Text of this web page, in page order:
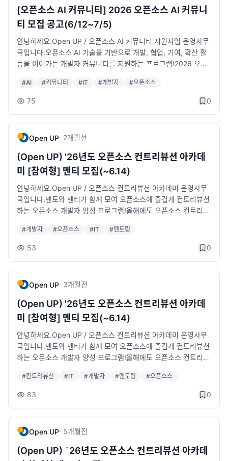
✔️ 오픈소스 AI 전문가 멘토링 및 코드리뷰 ✔️ 온·오프라인 개발
협업 공간 지원 ✔️ 개발자 네트워크 연계 지원🚀 신청 방법👉 참
여자 모집 공고 바로가기 : https://www.oss.kr/pages/10/454
1👉 풀스택 과정 신청 바로가기 : https://forms.gle/QVF75t6U
4trm1tTE8👉 특화형 과정 신청 바로가기 : https://forms.gle/jZ
BfBwDTgFoczWhu9※ 모집 마감일인 2026년 7월 8일 수요일
변경될 수 있습니다.📍 문의처 - 오픈소스 AI 운영사무국 · 전화)
m/_dquXX오픈소스 AI 기술을 실무에 적용하고 싶다면 지금 바로
신청하세요!✨
행과 전문가 멘토링을 통해 AI 서비스 개발 역량을 한 단계 높여보
세요!🚀🚀✅ 모집 기간- 모집기간 : 2026년 6월 15일(월) ~ 20
26년 7월 8일(수)까지🎁 사업 참여 혜택 ✔️ 공통교육 VOD 제공
✔️ 오픈소스 AI 활용 프로젝트 수행 지원 ✔️ 오픈소스 AI 전문가
멘토링 및 코드리뷰 ✔️ AI 개발 도구 및 API 토큰 활용비 일부 지
원(※ 수료자에 한해 지원) ✔️ 온·오프라인 개발 협업 공간 지원
바로가기 : https://www.oss.kr/pages/10/4541👉 풀스택 과
정 신청 바로가기 : https://forms.gle/QVF75t6U4trm1tTE8👉
특화형 과정 신청 바로가기 : https://forms.gle/jZBfBwDTgFoc
니다.📍 문의처 - 오픈소스 AI 운영사무국 · 전화) 02-6241-651
1 · 메일) ai@oss.kr · 카톡) http://pf.kakao.com/_dquXX오픈
소스 AI 기술을 실무에 적용하고 싶다면 지금 바로 신청하세요!✨
[오픈소스 AI 커뮤니티] 2026 오픈소스 AI 커뮤니
티 모집 공고(6/12~7/5)
안녕하세요.Open UP / 오픈소스 AI 커뮤니티 지원사업 운영사무
국입니다.오픈소스 AI 기술을 기반으로 개발, 협업, 기여, 확산 활
동을 이어가는 개발자 커뮤니티를 지원하는 프로그램!2026 오픈
스 AI 커뮤니티 지원사업이란?오픈소스 AI 분야에서 활동하는 개
발자 커뮤니티가 프로젝트 개발, 문서화·번역, 세미나·스터디,기술
따라 개발 인프라, 국내 확산 활동, 해외 성과확산, 온라인 콘텐츠
제작,공간 지원 등을 받을 수 있으며, 지원기간 동안 공개 가능한
성과물과 활동 실적을 만들어갑니다.이런 커뮤니티라면 꼭 신청해
주세요!오픈소스 AI 기술을 기반으로 프로젝트 개발 또는 고도화
를 진행하고 있는 커뮤니티GitHub, 문서화, 번역, PR 등 오픈소스
기여 활동을 하고 있어나 계획 중인 커뮤니티세미나, 밋업, 스터디,
워크숍 등 기술공유 활동을 운영하고 있는 커뮤니티기술 블록, 영
상, 튜토리얼, 발표자료 등 공개 콘텐츠를 제작하고 싶은 커뮤니티
고 싶은 커뮤니티오픈소스 AI 커뮤니티 지원사업은 이렇게 운영됩
니다!1. 커뮤니티 활동계획 기반 지원 • 신청서에 제출한 활동계획
프로젝트 개발, 기술공유, 콘텐츠 제작, 커뮤니티 확산 등 계획한
활동을 수행합니다. • 활동 결과는 공개 가능한 산출물과 증빙자료
로 정리합니다.3. 성과 제출 및 확산 • 최종 결과보고서, 공개 산출
물, 활동 실적 등을 제출합니다. • 우수 활동 사례는 오픈소스 AI
생태계 확산을 위해 홍보 및 성과공유에 활용될 수 있습니다.지원
내용개발 인프라 지원GPU, API 등 개발·실습 환경 지원국내 확산
활동 지원세미나, 밋업, 스터디, 워크숍 등 커뮤니티 활동 지원해외
인 콘텐츠 제작 지원기술 블로그, 영상, 문서, 튜토리얼 제작 등 지
간 지원※ 국내 확산 활동 및 해외 성과확산 지원 항목은 별도 한도
기준이 적용됩니다.활동 의무사항지원계획에 따른 커뮤니티 활동
성과물 및 활동 실적 제출행사·기술확산 프로그램 참여 및 협조모
집 개요모집대상: 오픈소스 AI 기술을 기반으로 프로젝트 개발, 문
서화·번역, 세미나·스터디,&nbsp; &nbsp; &nbsp; &nbsp; &nb
#AI #커뮤니티 #IT #개발자 #오픈소스
75 0
Open UP· 2개월전
(Open UP) '26년도 오픈소스 컨트리뷰션 아카데
미 [참여형] 멘티 모집(~6.14)
안녕하세요.Open UP / 오픈소스 컨트리뷰션 아카데미 운영사무
국입니다.멘토와 멘티가 함께 모여 오픈소스에 즐겁게 컨트리뷰션
하는 오픈소스 개발자 양성 프로그램!올해에도 오픈소스 컨트리뷰
미 [참여형] 프로그램이란?&nbsp;- 언어, 개발문화, 시작의 두려
움에 대한 진입장벽을 허물고 선배 개발자와 함께 참여·오픈·공유·
젝트에 실제 참여하여 개발 및 협업 노하우를 전수하는 멘토링 프
로그램이런 분들은 오픈소스 컨트리뷰션 아카데미에 꼭 참여하셔
야 합니다!​- 컨트리뷰션 아카데미 프로젝트 중 관심있는 프로젝트
가 있고 항상 기여해 보고자 하는 마음이 컸지만 선뜻 혼자 도전해
보길 망설이셨던 분!&nbsp;- 오픈소스 역량을 보유한 개발자로
거듭나기 위해 프로젝트에 직접 기여해 보며 커리어 향상에 도움
받고 싶으신 분!&nbsp;- 다양한 오픈소스 프로젝트에 대해 공부
하고 직접 개발이슈에 참여해보고 기여하며 본인의 SW 커리어를
는 이렇게 운영됩니다!1. 사무국(Open UP) 운영 공식 행사 ※오프
라인 필참&nbsp;-&gt; 발대식, 성과공유회(발표평가), 시상식2.
팀별 멘토링 진행&nbsp;- 정해진 요일, 시간 등으로 진행되는 강
운영방안은 프로젝트 가이드 참고활동 의무사항- 프로젝트 팀의
주기적인 온·오프라인 컨트리뷰션 세션 적극 참여- 주요 프로그램
행사(발대식, 성과공유회, 시상식 등) 필수 참여- 멘티 개별 중간보
#개발자 #오픈소스 #IT #멘토링
53 0
Open UP· 3개월전
(Open UP) '26년도 오픈소스 컨트리뷰션 아카데
미 [참여형] 멘티 모집(~6.14)
안녕하세요.Open UP / 오픈소스 컨트리뷰션 아카데미 운영사무
국입니다.멘토와 멘티가 함께 모여 오픈소스에 즐겁게 컨트리뷰션
하는 오픈소스 개발자 양성 프로그램!올해에도 오픈소스 컨트리뷰
미 [참여형] 프로그램이란?&nbsp;- 언어, 개발문화, 시작의 두려
움에 대한 진입장벽을 허물고 선배 개발자와 함께 참여·오픈·공유·
젝트에 실제 참여하여 개발 및 협업 노하우를 전수하는 멘토링 프
로그램이런 분들은 오픈소스 컨트리뷰션 아카데미에 꼭 참여하셔
야 합니다! ​- 컨트리뷰션 아카데미 프로젝트 중 관심있는 프로젝트
가 있고 항상 기여해 보고자 하는 마음이 컸지만 선뜻 혼자 도전해
#컨트리뷰션 #IT #개발자 #멘토링 #오픈소스
83 0
Open UP· 5개월전
(Open UP) `26년도 오픈소스 컨트리뷰션 아카데